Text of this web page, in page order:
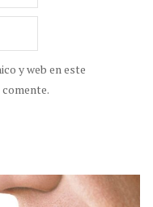
y web en este